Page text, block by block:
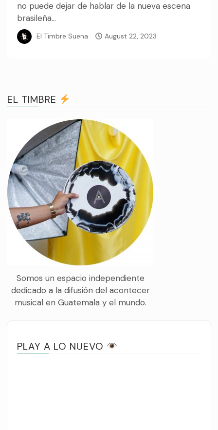
no puede dejar de hablar de la nueva escena
brasileña...
El Timbre Suena August 22, 2023
EL TIMBRE
Somos un espacio independiente
dedicado a la difusión del acontecer
musical en Guatemala y el mundo.
PLAY A LO NUEVO